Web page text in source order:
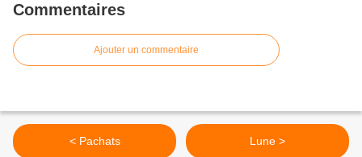
Commentaires
Ajouter un commentaire
< Pachats Lune >